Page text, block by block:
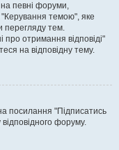
певні форуми,
темою", яке
перегляду тем.
про отримання відповіді"
на відповідну тему.
посилання "Підписатись
форуму.